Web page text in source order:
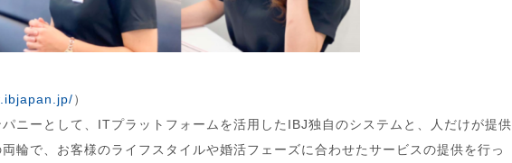
）
ニーとして、ITプラットフォームを活用したIBJ独自のシステムと、人だけが提供
輪で、お客様のライフスタイルや婚活フェーズに合わせたサービスの提供を行っ